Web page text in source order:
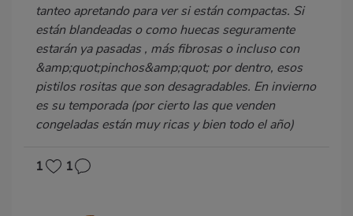
tanteo apretando para ver si están compactas. Si
están blandeadas o como huecas seguramente
estarán ya pasadas , más fibrosas o incluso con
&amp;quot;pinchos&amp;quot; por dentro, esos
pistilos rositas que son desagradables. En invierno
es su temporada (por cierto las que venden
congeladas están muy ricas y bien todo el año)
1 1